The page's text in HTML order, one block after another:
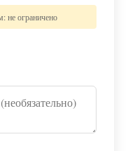
не ограничено